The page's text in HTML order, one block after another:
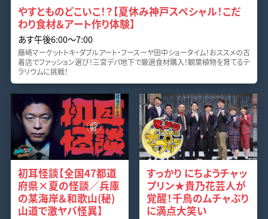
やすとものどこいこ！？【夏休み神戸スペシャル！こだ
わり食材＆アート作り体験】
あす午後6:00〜7:00
藤崎マーケットトキ・ダブルアート・フースーヤ田中ショータイム！おススメの古
着店でファッション選び！三宮デパ地下で厳選食材購入！観葉植物を育てるテ
ラリウムに挑戦！
初耳怪談【全国47都道
府県×夏の怪談／兵庫
の某海岸＆和歌山(秘)
山道で激ヤバ怪異】
すっかり にちようチャッ
プリン★貴乃花芸人が
覚醒！千鳥のムチャぶり
に満点大笑い